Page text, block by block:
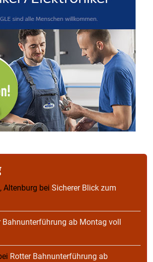
Altenburg bei Sicherer Blick zum
Bahnunterführung ab Montag voll
Rotter Bahnunterführung ab